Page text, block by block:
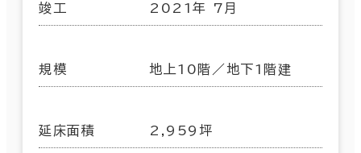
竣工 2021年 7月
規模 地上10階／地下1階建
延床面積 2,959坪